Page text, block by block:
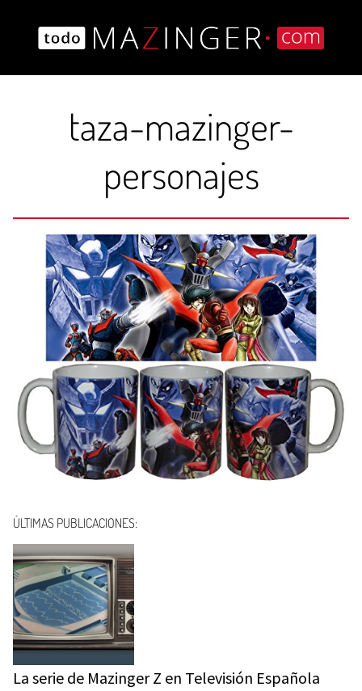
contenido
taza-mazinger-
personajes
ÚLTIMAS PUBLICACIONES:
La serie de Mazinger Z en Televisión Española